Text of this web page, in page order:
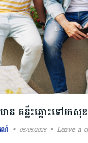
ាន គន្លឹះឆ្ពោះទៅរក
ណ៍ 05/05/2025 Leave a